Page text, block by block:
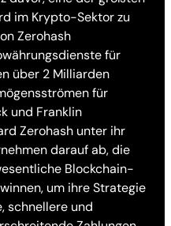
im Krypto-Sektor zu
Zerohash
für
über 2 Milliarden
für
und Franklin
Zerohash unter ihr
darauf ab, die
Blockchain-
um ihre Strategie
schnellere und